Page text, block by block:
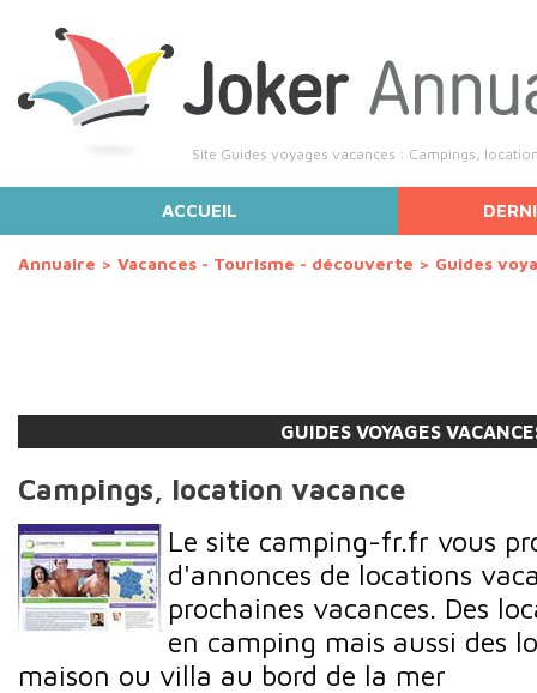
Site Guides voyages vacances : Campings,
GUIDES VOYAGES
ACCUEIL
Annuaire > Vacances - Tourisme - découverte > Guides
Campings, location vacance
Le site camping-fr.fr vous
d'annonces de locations
prochaines vacances. Des
en camping mais aussi des
maison ou villa au bord de la mer